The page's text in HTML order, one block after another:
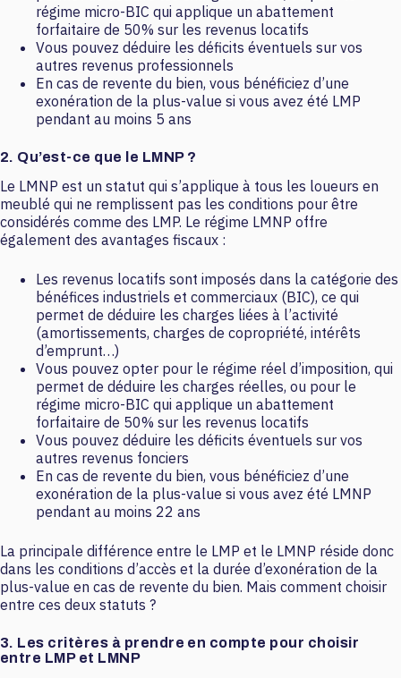
régime micro-BIC qui applique un abattement
forfaitaire de 50% sur les revenus locatifs
Vous pouvez déduire les déficits éventuels sur vos
autres revenus professionnels
En cas de revente du bien, vous bénéficiez d’une
exonération de la plus-value si vous avez été LMP
pendant au moins 5 ans
2. Qu’est-ce que le LMNP ?
Le LMNP est un statut qui s’applique à tous les loueurs en
meublé qui ne remplissent pas les conditions pour être
considérés comme des LMP. Le régime LMNP offre
également des avantages fiscaux :
Les revenus locatifs sont imposés dans la catégorie des
bénéfices industriels et commerciaux (BIC), ce qui
permet de déduire les charges liées à l’activité
(amortissements, charges de copropriété, intérêts
d’emprunt…)
Vous pouvez opter pour le régime réel d’imposition, qui
permet de déduire les charges réelles, ou pour le
régime micro-BIC qui applique un abattement
forfaitaire de 50% sur les revenus locatifs
Vous pouvez déduire les déficits éventuels sur vos
autres revenus fonciers
En cas de revente du bien, vous bénéficiez d’une
exonération de la plus-value si vous avez été LMNP
pendant au moins 22 ans
La principale différence entre le LMP et le LMNP réside donc
dans les conditions d’accès et la durée d’exonération de la
plus-value en cas de revente du bien. Mais comment choisir
entre ces deux statuts ?
3. Les critères à prendre en compte pour choisir
entre LMP et LMNP